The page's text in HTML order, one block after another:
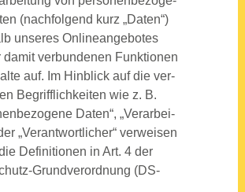
(nach­fol­gend kurz „Daten“)
unse­res Online­an­ge­bo­tes
damit ver­bun­de­nen Funk­tio­nen
auf. Im Hin­blick auf die ver­
Begriff­lich­kei­ten wie z. B.
Daten“, „Ver­ar­bei­
„Ver­ant­wort­li­cher“ ver­wei­sen
Defi­ni­tio­nen in Art. 4 der
Grund­ver­ord­nung (DS-